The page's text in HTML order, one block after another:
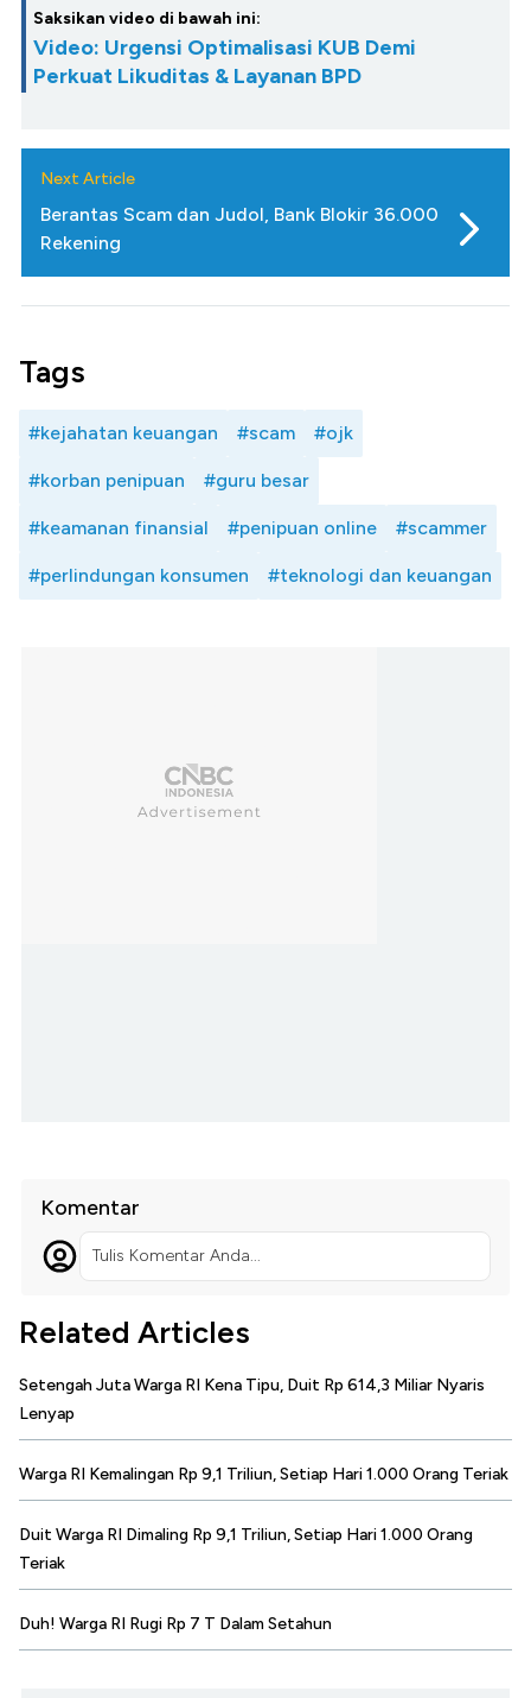
Saksikan video di bawah ini:
Video: Urgensi Optimalisasi KUB Demi
Perkuat Likuditas & Layanan BPD
Next Article
Berantas Scam dan Judol, Bank Blokir 36.000
Rekening
Tags
#kejahatan keuangan #scam #ojk
#korban penipuan #guru besar
#keamanan finansial #penipuan online #scammer
#perlindungan konsumen #teknologi dan keuangan
Komentar
Tulis Komentar Anda...
Related Articles
Setengah Juta Warga RI Kena Tipu, Duit Rp 614,3 Miliar Nyaris
Lenyap
Warga RI Kemalingan Rp 9,1 Triliun, Setiap Hari 1.000 Orang Teriak
Duit Warga RI Dimaling Rp 9,1 Triliun, Setiap Hari 1.000 Orang
Teriak
Duh! Warga RI Rugi Rp 7 T Dalam Setahun